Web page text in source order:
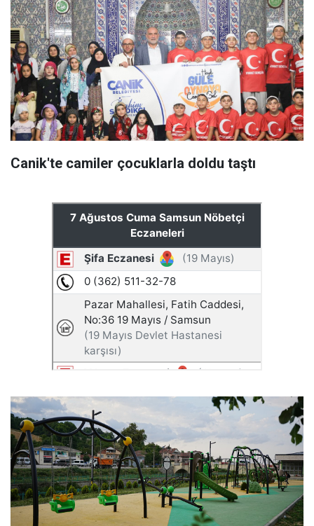
Canik'te camiler çocuklarla doldu taştı